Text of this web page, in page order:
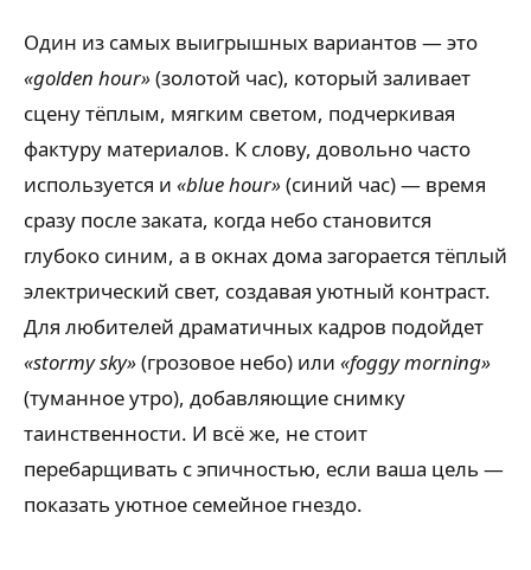
Один из самых выигрышных вариантов — это
«golden hour»(золотой час), который заливает
сцену тёплым, мягким светом, подчеркивая
фактуру материалов. К слову, довольно часто
используется и «blue hour»(синий час) — время
сразу после заката, когда небо становится
глубоко синим, а в окнах дома загорается тёплый
электрический свет, создавая уютный контраст.
Для любителей драматичных кадров подойдет
«stormy sky»(грозовое небо) или «foggy morning»
(туманное утро), добавляющие снимку
таинственности. И всё же, не стоит
перебарщивать с эпичностью, если ваша цель —
показать уютное семейное гнездо.